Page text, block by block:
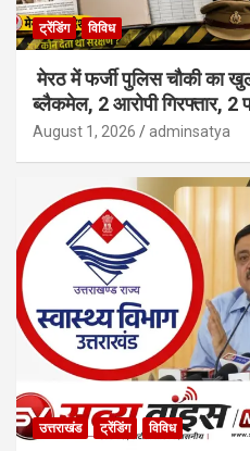
ट्रेंडिंग विविध
मेरठ में फर्जी पुलिस चौकी का
ब्लैकमेल, 2 आरोपी गिरफ्तार, 2
August 1, 2026 adminsatya
उत्तराखंड ट्रेंडिंग विविध